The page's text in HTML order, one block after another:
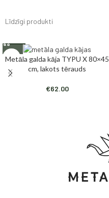
Līdzīgi produkti
Metāla galda kāja TYPU X 80×45
cm, lakots tērauds
€62.00